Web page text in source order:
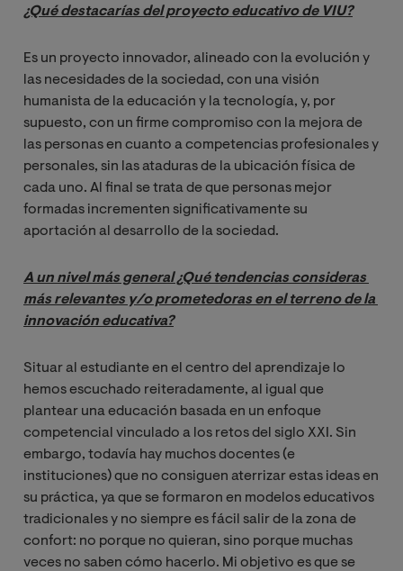
¿Qué destacarías del proyecto educativo de VIU?
Es un proyecto innovador, alineado con la evolución y
las necesidades de la sociedad, con una visión
humanista de la educación y la tecnología, y, por
supuesto, con un firme compromiso con la mejora de
las personas en cuanto a competencias profesionales y
personales, sin las ataduras de la ubicación física de
cada uno. Al final se trata de que personas mejor
formadas incrementen significativamente su
aportación al desarrollo de la sociedad.
A un nivel más general ¿Qué tendencias consideras
más relevantes y/o prometedoras en el terreno de la
innovación educativa?
Situar al estudiante en el centro del aprendizaje lo
hemos escuchado reiteradamente, al igual que
plantear una educación basada en un enfoque
competencial vinculado a los retos del siglo XXI. Sin
embargo, todavía hay muchos docentes (e
instituciones) que no consiguen aterrizar estas ideas en
su práctica, ya que se formaron en modelos educativos
tradicionales y no siempre es fácil salir de la zona de
confort: no porque no quieran, sino porque muchas
veces no saben cómo hacerlo. Mi objetivo es que se